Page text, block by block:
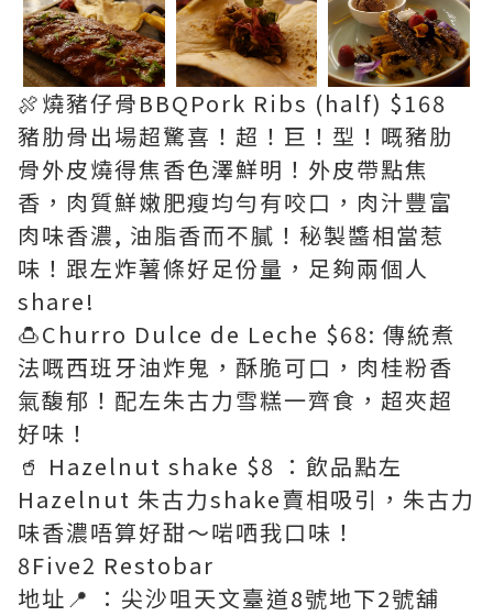
🍖燒豬仔骨BBQPork Ribs (half) $168
豬肋骨出場超驚喜！超！巨！型！嘅豬肋
骨外皮燒得焦香色澤鮮明！外皮帶點焦
香，肉質鮮嫩肥瘦均勻有咬口，肉汁豐富
肉味香濃, 油脂香而不膩！秘製醬相當惹
味！跟左炸薯條好足份量，足夠兩個人
share!
🍮Churro Dulce de Leche $68: 傳統煮
法嘅西班牙油炸鬼，酥脆可口，肉桂粉香
氣馥郁！配左朱古力雪糕一齊食，超夾超
好味！
🥤 Hazelnut shake $8 ：飲品點左
Hazelnut 朱古力shake賣相吸引，朱古力
味香濃唔算好甜～啱哂我口味！
8Five2 Restobar
地址📍 ：尖沙咀天文臺道8號地下2號舖